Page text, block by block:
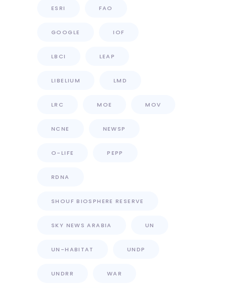
ESRI FAO
GOOGLE IOF
LBCI LEAP
LIBELIUM LMD
LRC MOE MOV
NCNE NEWSP
O-LIFE PEPP
RDNA
SHOUF BIOSPHERE RESERVE
SKY NEWS ARABIA UN
UN-HABITAT UNDP
UNDRR WAR